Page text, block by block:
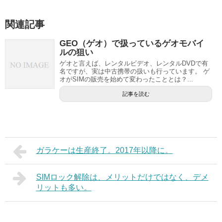
関連記事
GEO（ゲオ）で扱っているゲオモバイ
ルの狙い
ゲオと言えば、レンタルビデオ、レンタルDVDで有
名ですが、実は中古携帯の扱いも行っています。 ゲ
オがSIMの販売を始めて変わったこととは？...
記事を読む
ガラケーは生産終了。2017年以降に。
SIMロック解除は、メリットだけではなく、デメ
リットも多い。